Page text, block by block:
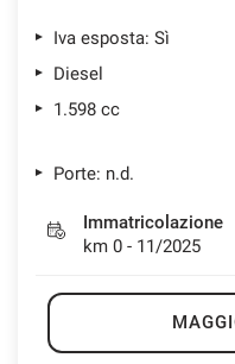
Iva esposta: Sì
Diesel
1.598 cc
Porte: n.d.
Immatricolazione
km 0 - 11/2025